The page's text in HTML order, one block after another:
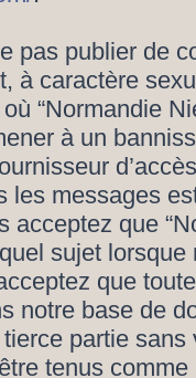
pas publier de
à caractère
“Normandie
à un
les messages
acceptez que
sujet
que
notre base de
partie
tenus